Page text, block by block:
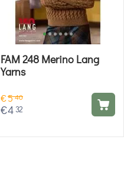
FAM 248 Merino Lang
Yarns
€540
€4 32